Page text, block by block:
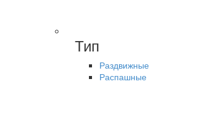
Тип
Раздвижные
Распашные